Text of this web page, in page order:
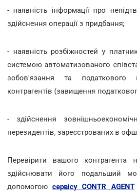
- наявність інформації про
здійснення операції з придбання;
- наявність розбіжностей у
системою автоматизованого
зобов'язання та податкового
контрагентів (завищення
- здійснення
нерезидентів, зареєстрованих в
Перевірити вашого контрагента
здійснювати його подальший
допомогоюсервісу CONTR AGENT